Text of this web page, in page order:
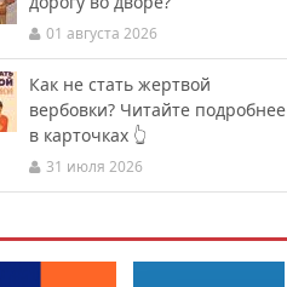
01 августа 2026
Как не стать жертвой
вербовки? Читайте подробнее
в карточках 👆
31 июля 2026